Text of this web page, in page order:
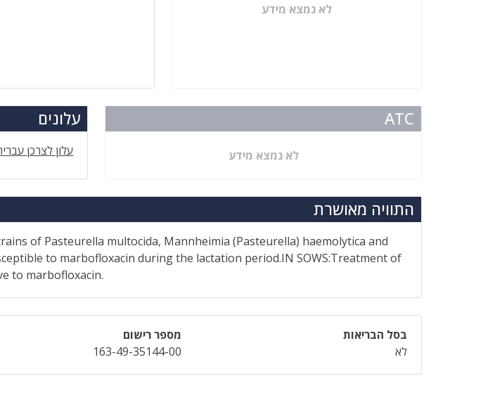
לא נמצא מידע
ATC
לא נמצא מידע
עלונים
עלון לצרכן
התוויה מאושרת
of Pasteurella multocida, Mannheimia (Pasteurella) haemolytica and
to marbofloxacin during the lactation period.IN SOWS:Treatment of
to marbofloxacin.
בסל הבריאות
לא
מספר רישום
163-49-35144-00